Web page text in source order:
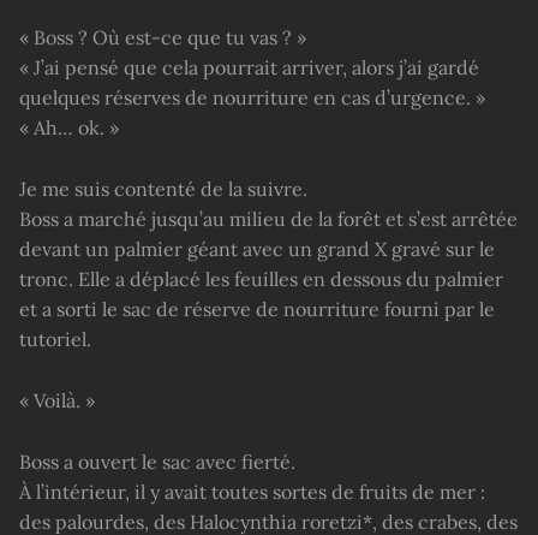
« Boss ? Où est-ce que tu vas ? »
« J’ai pensé que cela pourrait arriver, alors j’ai gardé
quelques réserves de nourriture en cas d’urgence. »
« Ah… ok. »
Je me suis contenté de la suivre.
Boss a marché jusqu’au milieu de la forêt et s’est arrêtée
devant un palmier géant avec un grand X gravé sur le
tronc. Elle a déplacé les feuilles en dessous du palmier
et a sorti le sac de réserve de nourriture fourni par le
tutoriel.
« Voilà. »
Boss a ouvert le sac avec fierté.
À l’intérieur, il y avait toutes sortes de fruits de mer :
des palourdes, des Halocynthia roretzi*, des crabes, des